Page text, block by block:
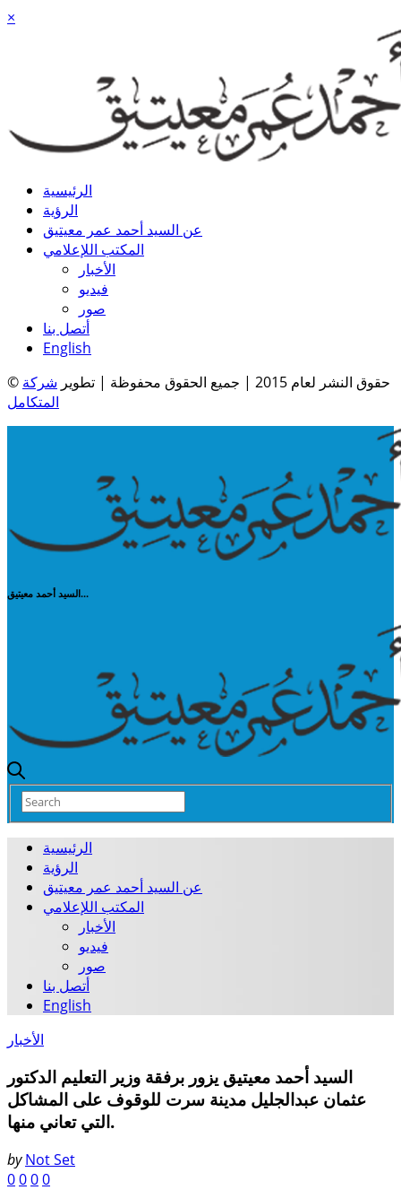
×
الرئيسية
الرؤية
عن السيد أحمد عمر معيتيق
المكتب اللإعلامي
الأخبار
فيديو
صور
أتصل بنا
English
© حقوق النشر لعام 2015 | جميع الحقوق محفوظة | تطوير
شركة
المتكامل
السيد أحمد معيتيق...
الرئيسية
الرؤية
عن السيد أحمد عمر معيتيق
المكتب اللإعلامي
الأخبار
فيديو
صور
أتصل بنا
English
الأخبار
السيد أحمد معيتيق يزور برفقة وزير التعليم الدكتور
عثمان عبدالجليل مدينة سرت للوقوف على المشاكل
التي تعاني منها.
by Not Set
0000